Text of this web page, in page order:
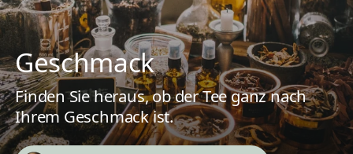
Geschmack
Finden Sie heraus, ob der Tee ganz nach
Ihrem Geschmack ist.